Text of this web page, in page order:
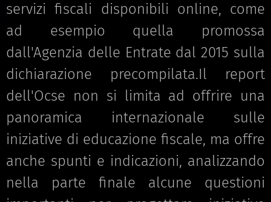
servizi fiscali disponibili online, come
ad esempio quella promossa
dall'Agenzia delle Entrate dal 2015 sulla
dichiarazione precompilata.Il report
dell'Ocse non si limita ad offrire una
panoramica internazionale sulle
iniziative di educazione fiscale, ma offre
anche spunti e indicazioni, analizzando
nella parte finale alcune questioni